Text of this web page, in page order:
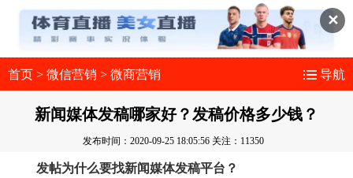
✕
首页 > 微信营销 > 微商营销 导航
新闻媒体发稿哪家好？发稿价格多少钱？
发布时间：2020-09-25 18:05:56 关注：11350
发帖为什么要找新闻媒体发稿平台？